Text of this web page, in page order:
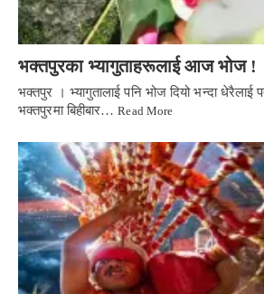
भक्तपुरका भ्यागुताहरूलाई आज भोज !
भक्तपुर । भ्यागुतालाई पनि भोज दियो भन्दा
भक्तपुरमा बिहीबार…Read More